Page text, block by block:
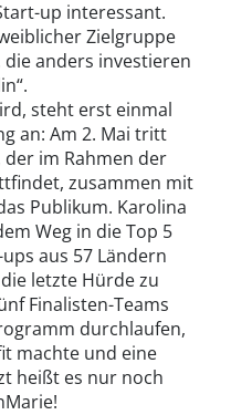
up interessant.
Zielgruppe
anders investieren
steht erst einmal
an: Am 2. Mai tritt
der im Rahmen der
zusammen mit
Publikum. Karolina
Weg in die Top 5
aus 57 Ländern
letzte Hürde zu
Finalisten-Teams
durchlaufen,
machte und eine
heißt es nur noch